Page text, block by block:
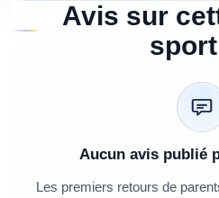
Avis sur
Aucun avis publié
Les premiers retours de